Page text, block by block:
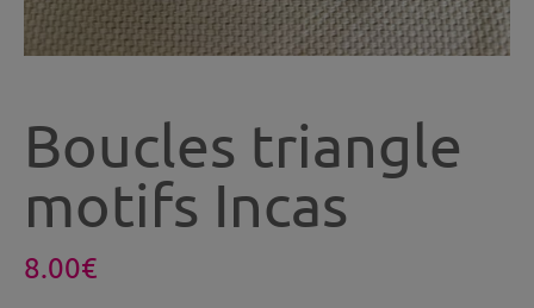
Boucles triangle
motifs Incas
8.00€